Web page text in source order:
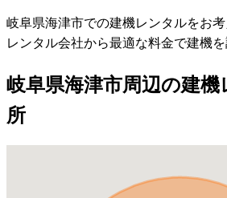
岐阜県海津市での建機レンタルをお
レンタル会社から最適な料金で建機を
岐阜県海津市周辺の建
所